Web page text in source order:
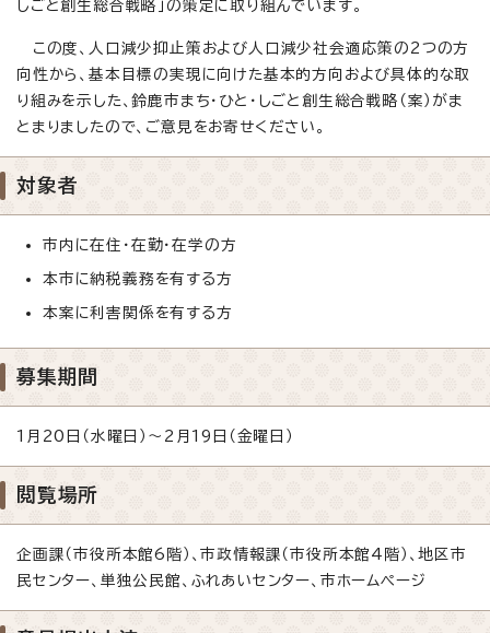
しごと創生総合戦略」の策定に取り組んでいます。
この度、人口減少抑止策および人口減少社会適応策の2つの方
向性から、基本目標の実現に向けた基本的方向および具体的な取
り組みを示した、鈴鹿市まち・ひと・しごと創生総合戦略（案）がま
とまりましたので、ご意見をお寄せください。
対象者
市内に在住・在勤・在学の方
本市に納税義務を有する方
本案に利害関係を有する方
募集期間
1月20日（水曜日）～2月19日（金曜日）
閲覧場所
企画課（市役所本館6階）、市政情報課（市役所本館4階）、地区市
民センター、単独公民館、ふれあいセンター、市ホームページ